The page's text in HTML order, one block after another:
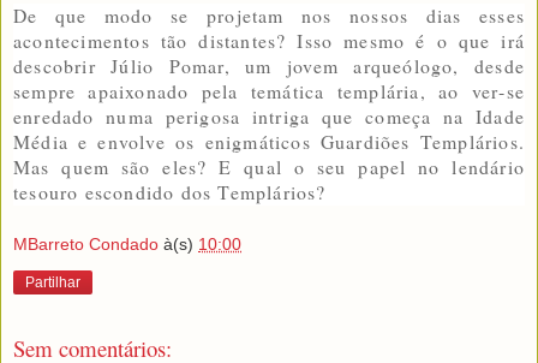
De que modo se projetam nos nossos dias esses
acontecimentos tão distantes? Isso mesmo é o que irá
descobrir Júlio Pomar, um jovem arqueólogo, desde
sempre apaixonado pela temática templária, ao ver‑se
enredado numa perigosa intriga que começa na Idade
Média e envolve os enigmáticos Guardiões Templários.
Mas quem são eles? E qual o seu papel no lendário
tesouro escondido dos Templários?
MBarreto Condado à(s) 10:00
Partilhar
Sem comentários: